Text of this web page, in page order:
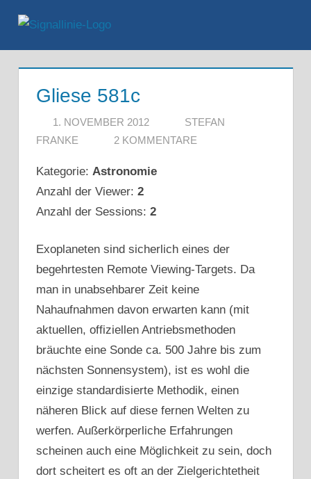
Inhalt
springen
Gliese 581c
1. NOVEMBER 2012
STEFAN
FRANKE
2 KOMMENTARE
Kategorie: Astronomie
Anzahl der Viewer: 2
Anzahl der Sessions: 2
Exoplaneten sind sicherlich eines der
begehrtesten Remote Viewing-Targets. Da
man in unabsehbarer Zeit keine
Nahaufnahmen davon erwarten kann (mit
aktuellen, offiziellen Antriebsmethoden
bräuchte eine Sonde ca. 500 Jahre bis zum
nächsten Sonnensystem), ist es wohl die
einzige standardisierte Methodik, einen
näheren Blick auf diese fernen Welten zu
werfen. Außerkörperliche Erfahrungen
scheinen auch eine Möglichkeit zu sein, doch
dort scheitert es oft an der Zielgerichtetheit